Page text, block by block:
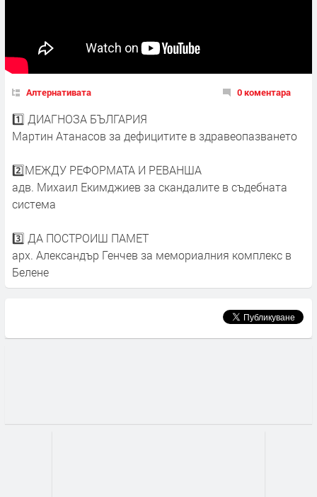
Алтернативата 0 коментара
1️⃣ ДИАГНОЗА БЪЛГАРИЯ
Мартин Атанасов за дефицитите в здравеопазването
2️⃣МЕЖДУ РЕФОРМАТА И РЕВАНША
адв. Михаил Екимджиев за скандалите в съдебната
система
3️⃣ ДА ПОСТРОИШ ПАМЕТ
арх. Александър Генчев за мемориалния комплекс в
Белене